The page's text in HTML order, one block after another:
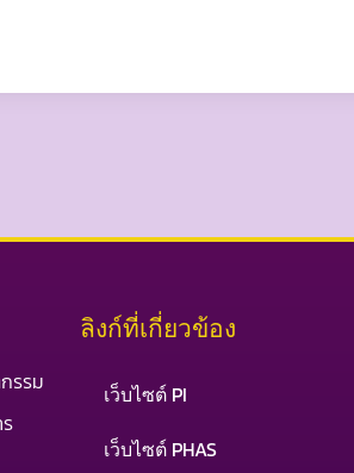
รรม
ลิงก์ที่เกี่ยวข้อง
เว็บไซต์ PI
เว็บไซต์ PHAS